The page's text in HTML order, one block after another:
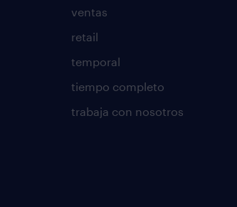
ventas
retail
temporal
tiempo completo
trabaja con nosotros